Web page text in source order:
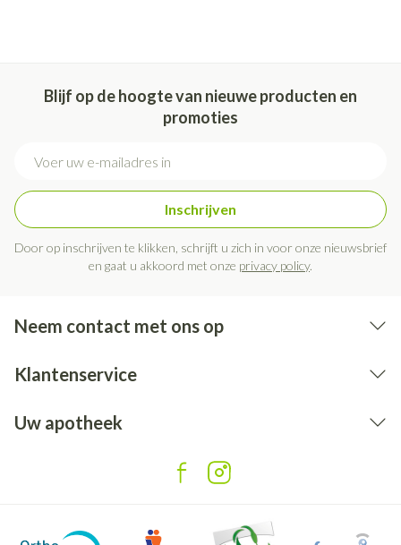
Blijf op de hoogte van nieuwe producten en
promoties
Inschrijven
Door op inschrijven te klikken, schrijft u zich in voor onze nieuwsbrief
en gaat u akkoord met onze privacy policy.
Neem contact met ons op
Klantenservice
Uw apotheek